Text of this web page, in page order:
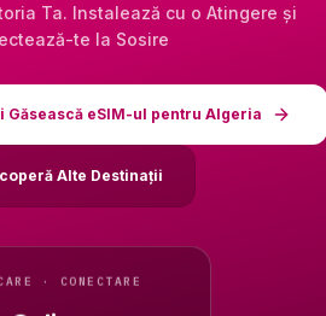
Ta. Instalează cu o Atingere și
te la Sosire
Găsească eSIM-ul pentru Algeria
Alte Destinații
· CONECTARE